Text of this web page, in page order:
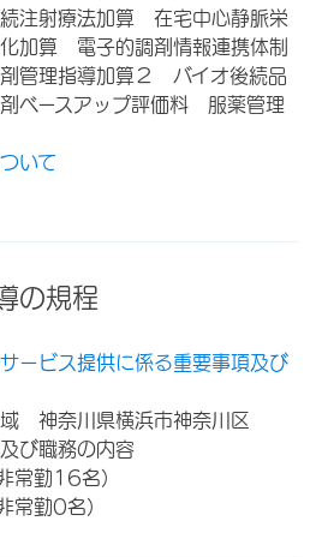
注射療法加算 在宅中心静脈栄
加算 電子的調剤情報連携体制
管理指導加算２ バイオ後続品
ベースアップ評価料 服薬管理
いて
の規程
ービス提供に係る重要事項及び
域 神奈川県横浜市神奈川区
び職務の内容
常勤16名）
常勤0名）